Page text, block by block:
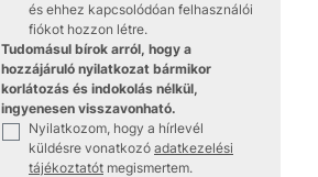
és ehhez kapcsolódóan felhasználói
fiókot hozzon létre.
Tudomásul bírok arról, hogy a
hozzájáruló nyilatkozat bármikor
korlátozás és indokolás nélkül,
ingyenesen visszavonható.
Nyilatkozom, hogy a hírlevél
küldésre vonatkozó adatkezelési
tájékoztatót megismertem.